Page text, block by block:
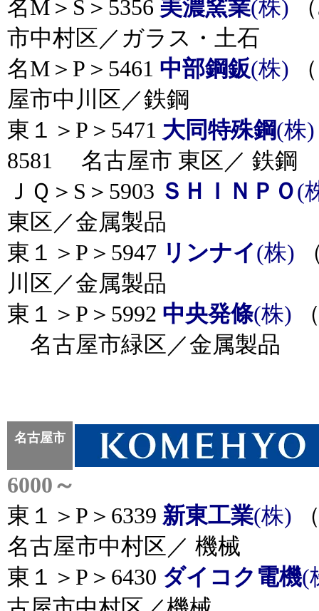
名M＞S＞5356 美濃窯業(株)
市中村区／ガラス・土石
名M＞P＞5461 中部鋼鈑(株)
屋市中川区／鉄鋼
東１＞P＞5471 大同特殊鋼(株)
8581 名古屋市 東区／ 鉄鋼
ＪＱ＞S＞5903 ＳＨＩＮＰＯ(
東区／金属製品
東１＞P＞5947 リンナイ(株)
川区／金属製品
東１＞P＞5992 中央発條(株)
名古屋市緑区／金属製品
名古屋市
6000～
東１＞P＞6339 新東工業(株)
名古屋市中村区／ 機械
東１＞P＞6430 ダイコク電機(